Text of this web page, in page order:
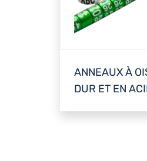
ANNEAUX À
DUR ET EN